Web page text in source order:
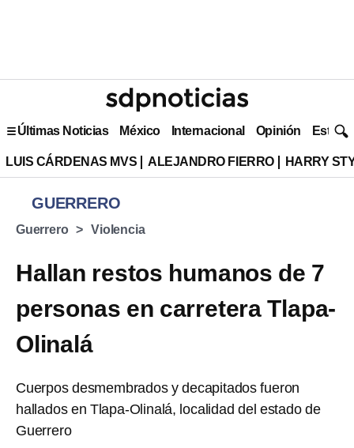
Últimas Noticias México Internacional Opinión Estilo
LUIS CÁRDENAS MVS ALEJANDRO FIERRO HARRY
GUERRERO
Guerrero Violencia
Hallan restos humanos de 7
personas en carretera Tlapa-
Olinalá
Cuerpos desmembrados y decapitados fueron
hallados en Tlapa-Olinalá, localidad del estado de
Guerrero